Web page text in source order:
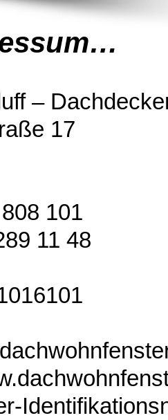
–
17
101
11 48